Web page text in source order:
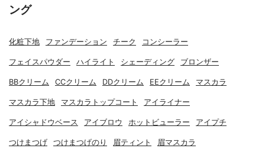
ング
化粧下地 ファンデーション チーク コンシーラー
フェイスパウダー ハイライト シェーディング ブロンザー
BBクリーム CCクリーム DDクリーム EEクリーム マスカラ
マスカラ下地 マスカラトップコート アイライナー
アイシャドウベース アイブロウ ホットビューラー アイプチ
つけまつげ つけまつげのり 眉ティント 眉マスカラ